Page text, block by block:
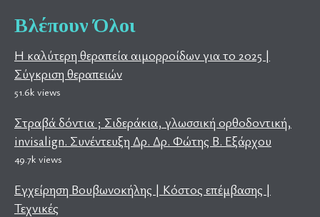
Βλέπουν Όλοι
Η καλύτερη θεραπεία αιμορροίδων για το 2025 |
Σύγκριση θεραπειών
51.6k views
Στραβά δόντια ; Σιδεράκια, γλωσσική ορθοδοντική,
invisalign. Συνέντευξη Δρ. Δρ. Φώτης Β. Εξάρχου
49.7k views
Εγχείρηση Βουβωνοκήλης | Κόστος επέμβασης |
Τεχνικές